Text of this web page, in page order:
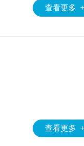
查看更多 +
查看更多 +